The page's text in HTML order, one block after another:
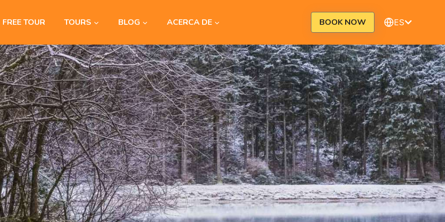
FREE TOUR TOURS BLOG ACERCA DE BOOK NOW ES